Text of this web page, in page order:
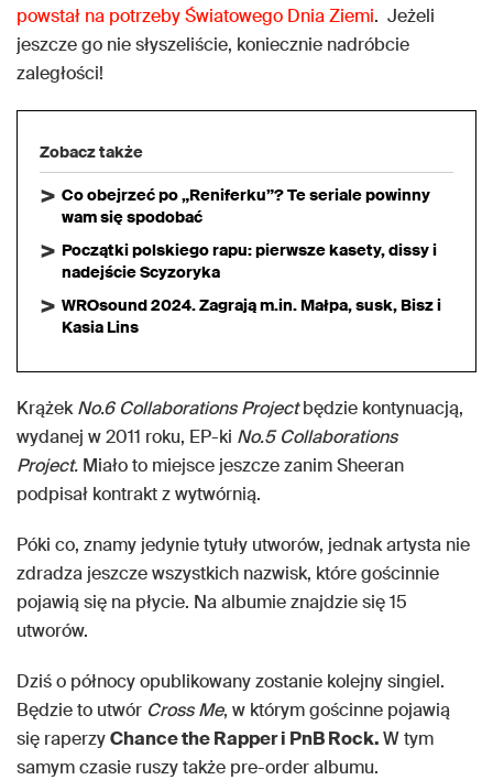
powstał na potrzeby Światowego Dnia Ziemi. Jeżeli
jeszcze go nie słyszeliście, koniecznie nadróbcie
zaległości!
Zobacz także
Co obejrzeć po „Reniferku”? Te seriale powinny
wam się spodobać
Początki polskiego rapu: pierwsze kasety, dissy i
nadejście Scyzoryka
WROsound 2024. Zagrają m.in. Małpa, susk, Bisz i
Kasia Lins
KrążekNo.6 Collaborations Projectbędzie kontynuacją,
wydanej w 2011 roku, EP-ki No.5 Collaborations
Project. Miało to miejsce jeszcze zanim Sheeran
podpisał kontrakt z wytwórnią.
Póki co, znamy jedynie tytuły utworów, jednak artysta nie
zdradza jeszcze wszystkich nazwisk, które gościnnie
pojawią się na płycie. Na albumie znajdzie się 15
utworów.
Dziś o północy opublikowany zostanie kolejny singiel.
Będzie to utwór Cross Me, w którym gościnne pojawią
się raperzyChance the Rapper i PnB Rock.W tym
samym czasie ruszy także pre-order albumu.